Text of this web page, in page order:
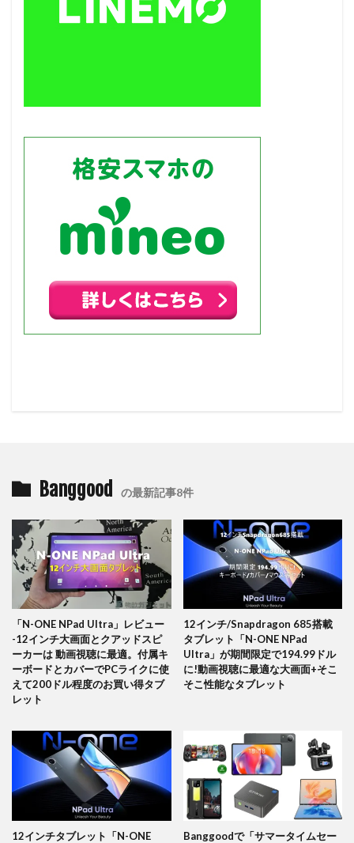
Banggood の最新記事8件
「N-ONE NPad Ultra」レビュー
-12インチ大画面とクアッドスピ
ーカーは 動画視聴に最適。付属キ
ーボードとカバーでPCライクに使
えて200ドル程度のお買い得タブ
レット
12インチ/Snapdragon 685搭載
タブレット「N-ONE NPad
Ultra」が期間限定で194.99ドル
に!動画視聴に最適な大画面+そこ
そこ性能なタブレット
12インチタブレット「N-ONE
Banggoodで「サマータイムセー